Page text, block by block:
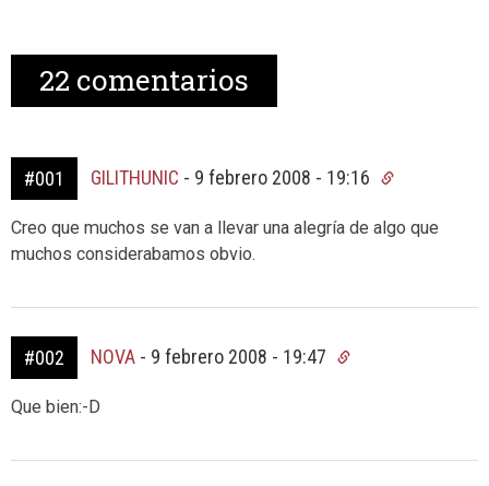
22 comentarios
#001 GILITHUNIC - 9 febrero 2008 - 19:16
Creo que muchos se van a llevar una alegría de algo que
muchos considerabamos obvio.
#002 NOVA - 9 febrero 2008 - 19:47
Que bien:-D